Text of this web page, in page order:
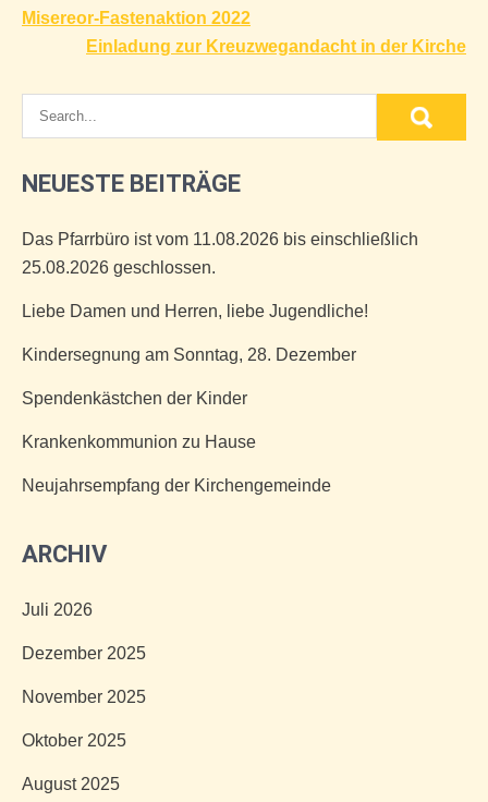
Beitragsnavigation
Misereor-Fastenaktion 2022
Einladung zur Kreuzwegandacht in der Kirche
NEUESTE BEITRÄGE
Das Pfarrbüro ist vom 11.08.2026 bis einschließlich
25.08.2026 geschlossen.
Liebe Damen und Herren, liebe Jugendliche!
Kindersegnung am Sonntag, 28. Dezember
Spendenkästchen der Kinder
Krankenkommunion zu Hause
Neujahrsempfang der Kirchengemeinde
ARCHIV
Juli 2026
Dezember 2025
November 2025
Oktober 2025
August 2025